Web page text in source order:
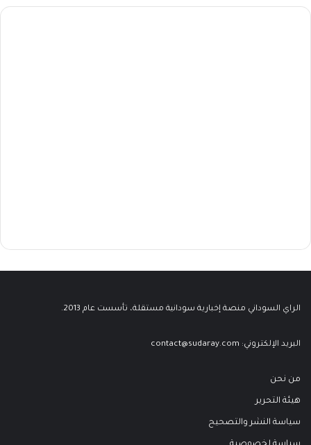
الراي السوداني منصة إخبارية سودانية مستقلة، تأسست عام 2013.
البريد الإلكتروني: contact@sudaray.com
من نحن
هيئة التحرير
سياسة النشر والتصحيح